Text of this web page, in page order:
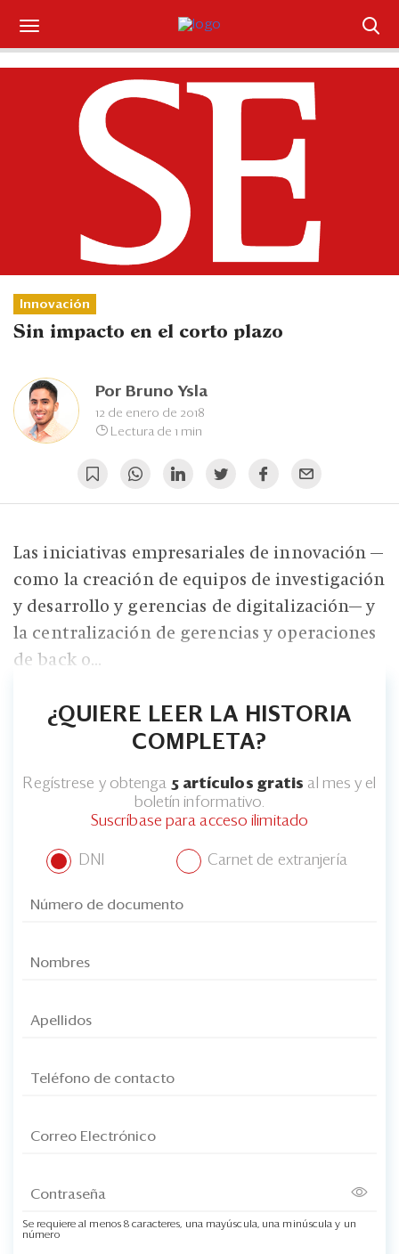
Suscríbase
Iniciar sesión
Portada
¿Qué está pasando?
Sectores y Empresas
Management
Economía y Finanzas
Eventos
Blogs
Ranking CEO
Innovación
Sin impacto en el corto plazo
Por Bruno Ysla
12 de enero de 2018
Lectura de 1 min
Las iniciativas empresariales de innovación —
como la creación de equipos de investigación
y desarrollo y gerencias de digitalización— y
la centralización de gerencias y operaciones
de back o...
¿QUIERE LEER LA HISTORIA
COMPLETA?
Regístrese y obtenga 5 artículos gratis al mes y el
boletín informativo.
Suscríbase para acceso ilimitado
DNI Carnet de extranjería
Se requiere al menos 8 caracteres, una mayúscula, una minúscula y un
número